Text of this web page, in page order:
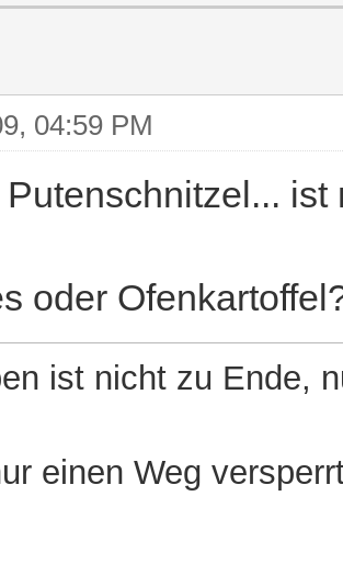
04:59 PM
Putenschnitzel... ist
oder
ist nicht zu Ende,
einen Weg